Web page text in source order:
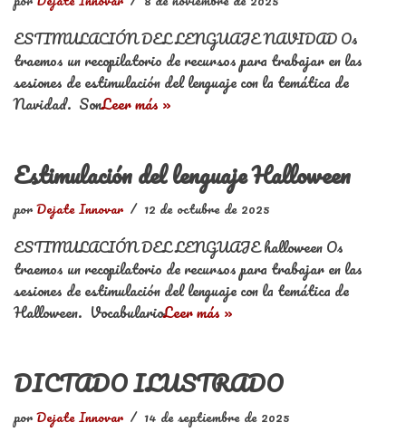
ESTIMULACIÓN DEL LENGUAJE NAVIDAD Os
traemos un recopilatorio de recursos para trabajar en las
sesiones de estimulación del lenguaje con la temática de
Navidad. SonLeer más »
Estimulación del lenguaje Halloween
porDejate Innovar 12 de octubre de 2025
ESTIMULACIÓN DEL LENGUAJE halloween Os
traemos un recopilatorio de recursos para trabajar en las
sesiones de estimulación del lenguaje con la temática de
Halloween. VocabularioLeer más »
DICTADO ILUSTRADO
porDejate Innovar 14 de septiembre de 2025